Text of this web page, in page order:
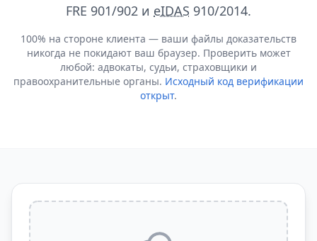
FRE 901/902 и eIDAS 910/2014.
100% на стороне клиента — ваши файлы доказательств
никогда не покидают ваш браузер. Проверить может
любой: адвокаты, судьи, страховщики и
правоохранительные органы. Исходный код верификации
открыт.